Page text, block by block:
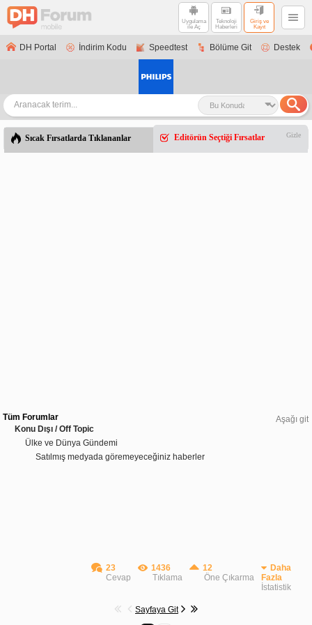
Uygulama
ile Aç
Teknoloji
Haberleri
Giriş ve
Kayıt
DH Portal İndirim Kodu Speedtest Bölüme Git Destek
Sıcak Fırsatlarda Tıklananlar Editörün Seçtiği Fırsatlar Gizle
Aşağı git
Tüm Forumlar
Konu Dışı / Off Topic
Ülke ve Dünya Gündemi
Satılmış medyada göremeyeceğiniz haberler
23
Cevap
1436
Tıklama
12
Öne Çıkarma
Daha
Fazla
İstatistik
Sayfaya Git